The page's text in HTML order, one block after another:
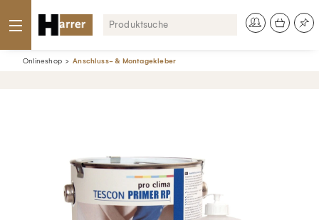
Onlineshop Anschluss- & Montagekleber